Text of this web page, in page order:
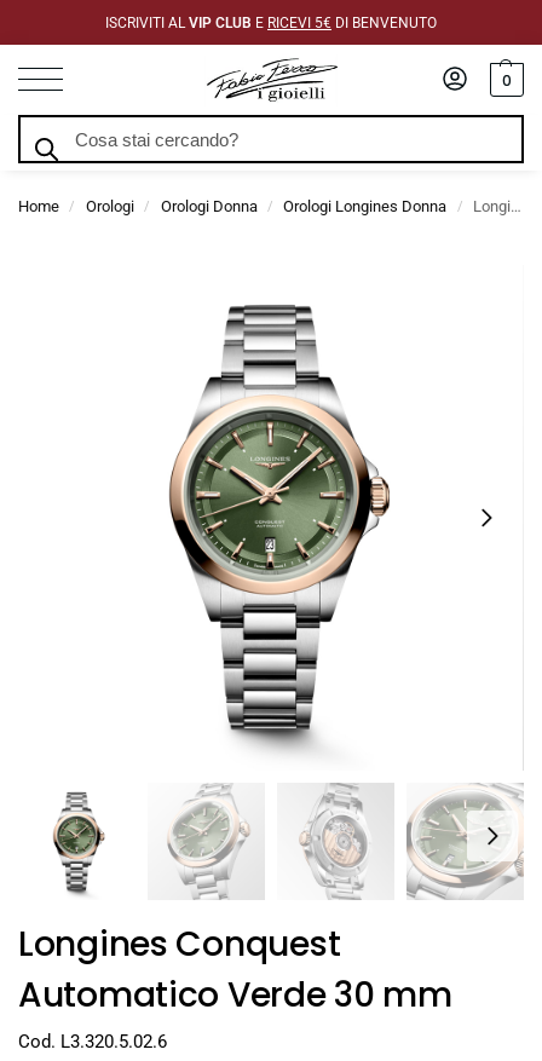
ISCRIVITI AL VIP CLUB E RICEVI 5€ DI BENVENUTO
0
Home / Orologi / Orologi Donna / Orologi Longines Donna / Longines Conquest Automatico Verde 30 mm
Longines Conquest
Automatico Verde 30 mm
Cod. L3.320.5.02.6